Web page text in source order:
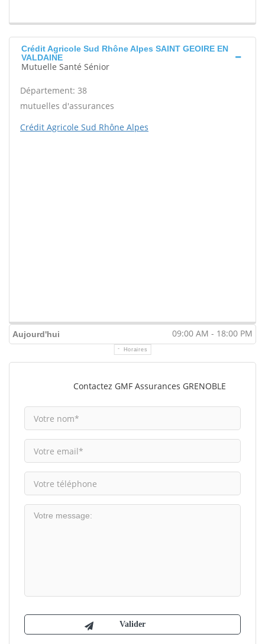
Crédit Agricole Sud Rhône Alpes SAINT GEOIRE EN
VALDAINE
Mutuelle Santé Sénior
Département: 38
mutuelles d'assurances
Crédit Agricole Sud Rhône Alpes
Aujourd'hui 09:00 AM - 18:00 PM
Horaires
Contactez GMF Assurances GRENOBLE